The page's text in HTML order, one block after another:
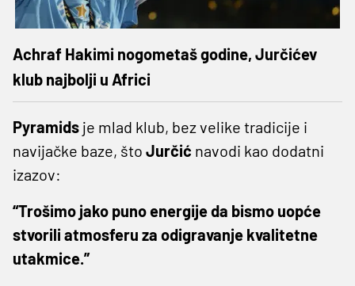
Achraf Hakimi nogometaš godine, Jurčićev
klub najbolji u Africi
Pyramids je mlad klub, bez velike tradicije i
navijačke baze, što Jurčić navodi kao dodatni
izazov:
“Trošimo jako puno energije da bismo uopće
stvorili atmosferu za odigravanje kvalitetne
utakmice.”